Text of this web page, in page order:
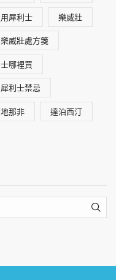
犀利士 樂威壯
樂威壯處方箋
哪裡買
犀利士禁忌
那非 達泊西汀